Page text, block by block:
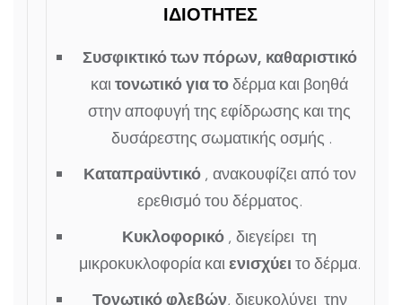
ΙΔΙΟΤΗΤΕΣ
Συσφικτικό των πόρων, καθαριστικό
καιτονωτικό για τοδέρμα και βοηθά
στην αποφυγή της εφίδρωσης και της
δυσάρεστης σωματικής οσμής .
Καταπραϋντικό, ανακουφίζει από τον
ερεθισμό του δέρματος.
Κυκλοφορικό , διεγείρει τη
μικροκυκλοφορία καιενισχύει το δέρμα.
Τονωτικό φλεβών, διευκολύνει την